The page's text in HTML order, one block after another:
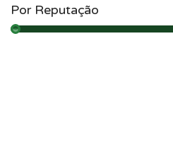
Por Reputação